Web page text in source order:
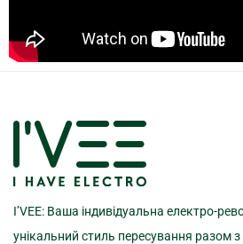
I’VEE: Ваша індивідуальна електро-
унікальний стиль пересування разом